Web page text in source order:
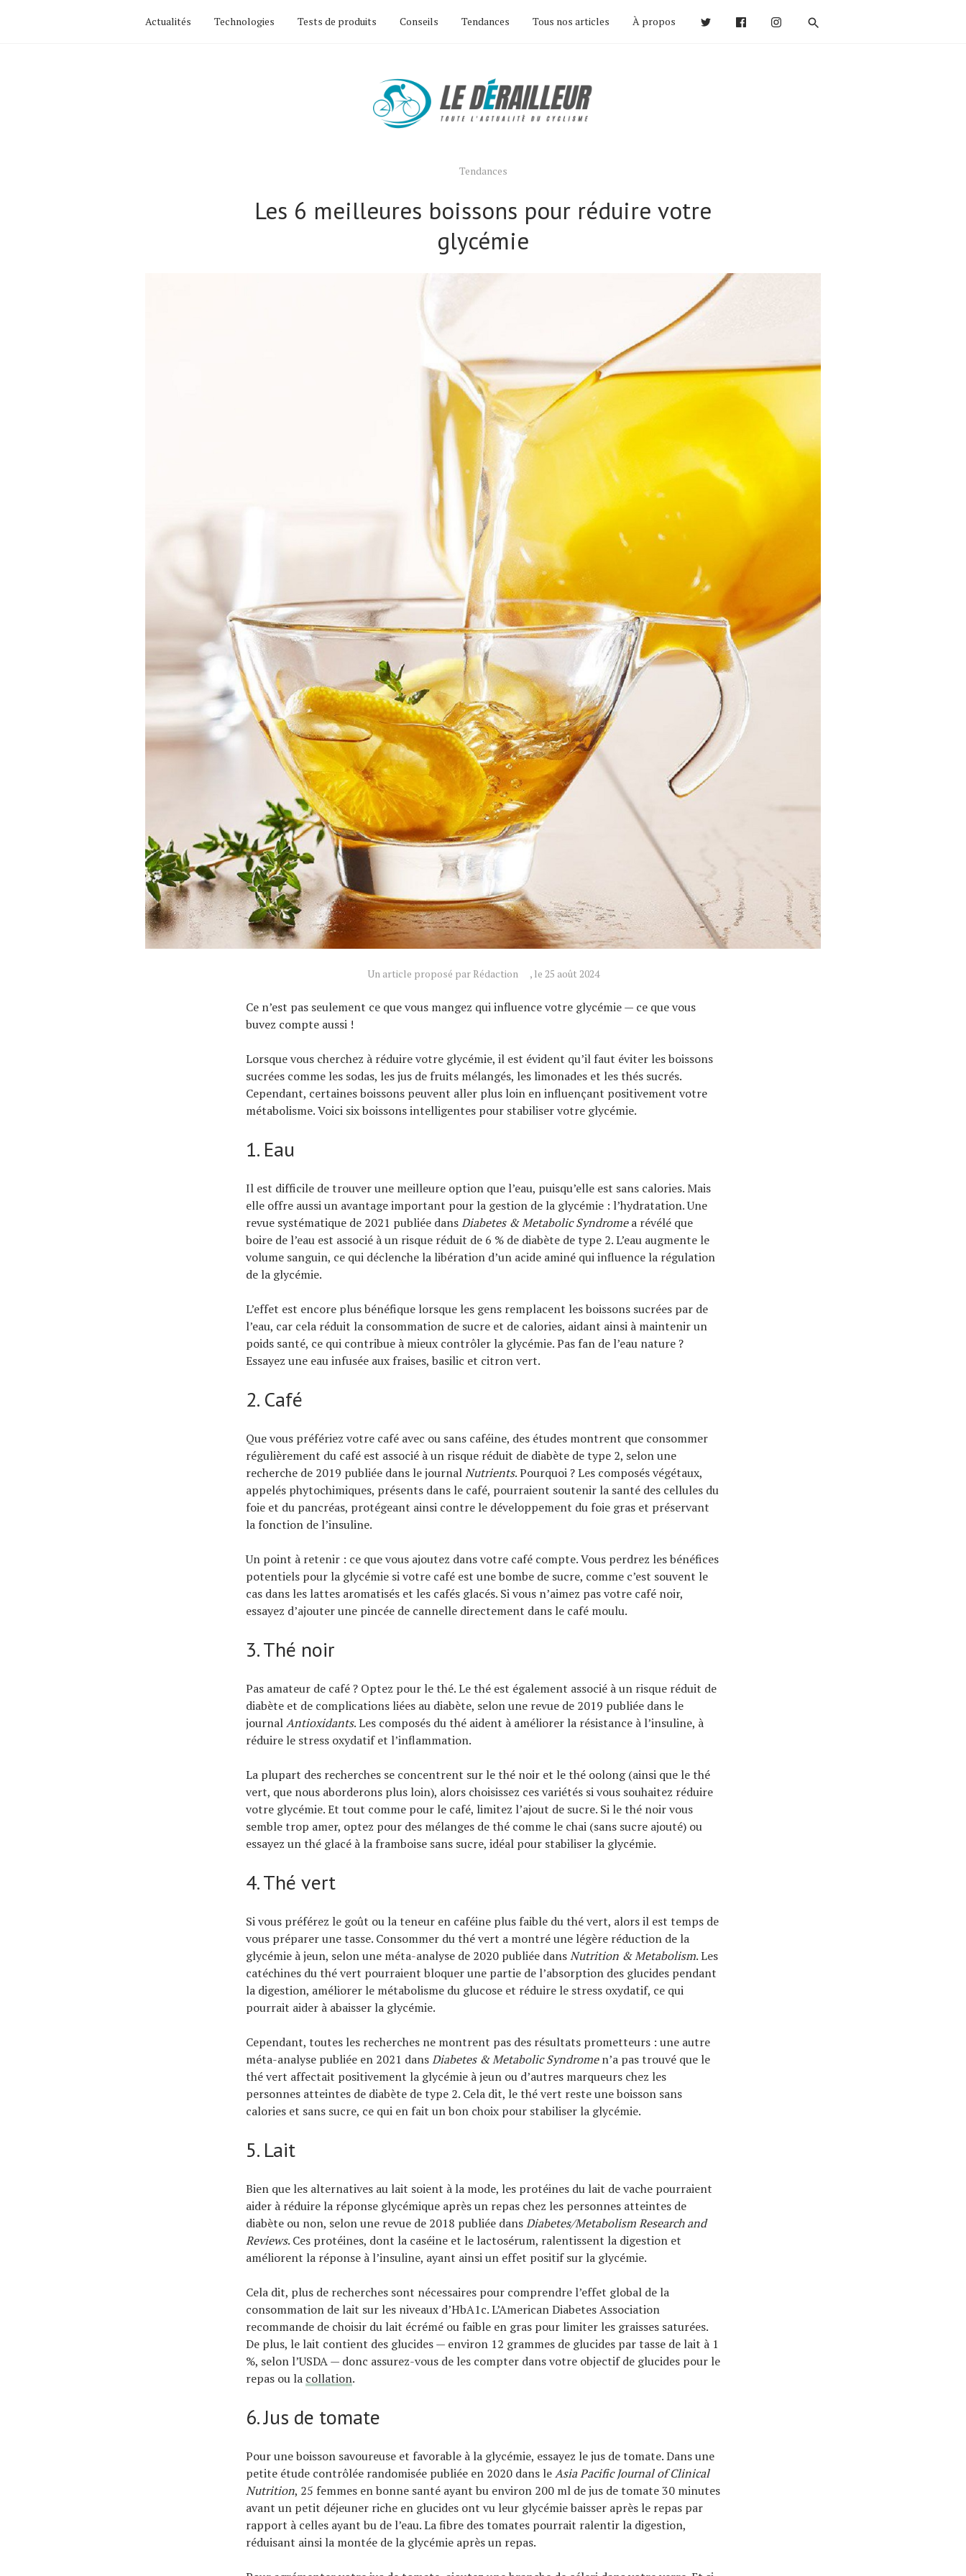
Actualités Technologies Tests de produits Conseils Tendances Tous nos articles À propos
Tendances
Les 6 meilleures boissons pour réduire votre
glycémie
Un article proposé par Rédaction , le 25 août 2024
Ce n’est pas seulement ce que vous mangez qui influence votre glycémie — ce que vous
buvez compte aussi !
Lorsque vous cherchez à réduire votre glycémie, il est évident qu’il faut éviter les boissons
sucrées comme les sodas, les jus de fruits mélangés, les limonades et les thés sucrés.
Cependant, certaines boissons peuvent aller plus loin en influençant positivement votre
métabolisme. Voici six boissons intelligentes pour stabiliser votre glycémie.
1. Eau
Il est difficile de trouver une meilleure option que l’eau, puisqu’elle est sans calories. Mais
elle offre aussi un avantage important pour la gestion de la glycémie : l’hydratation. Une
revue systématique de 2021 publiée dansDiabetes & Metabolic Syndromea révélé que
boire de l’eau est associé à un risque réduit de 6 % de diabète de type 2. L’eau augmente le
volume sanguin, ce qui déclenche la libération d’un acide aminé qui influence la régulation
de la glycémie.
L’effet est encore plus bénéfique lorsque les gens remplacent les boissons sucrées par de
l’eau, car cela réduit la consommation de sucre et de calories, aidant ainsi à maintenir un
poids santé, ce qui contribue à mieux contrôler la glycémie. Pas fan de l’eau nature ?
Essayez une eau infusée aux fraises, basilic et citron vert.
2. Café
Que vous préfériez votre café avec ou sans caféine, des études montrent que consommer
régulièrement du café est associé à un risque réduit de diabète de type 2, selon une
recherche de 2019 publiée dans le journalNutrients. Pourquoi ? Les composés végétaux,
appelés phytochimiques, présents dans le café, pourraient soutenir la santé des cellules du
foie et du pancréas, protégeant ainsi contre le développement du foie gras et préservant
la fonction de l’insuline.
Un point à retenir : ce que vous ajoutez dans votre café compte. Vous perdrez les bénéfices
potentiels pour la glycémie si votre café est une bombe de sucre, comme c’est souvent le
cas dans les lattes aromatisés et les cafés glacés. Si vous n’aimez pas votre café noir,
essayez d’ajouter une pincée de cannelle directement dans le café moulu.
3. Thé noir
Pas amateur de café ? Optez pour le thé. Le thé est également associé à un risque réduit de
diabète et de complications liées au diabète, selon une revue de 2019 publiée dans le
journalAntioxidants. Les composés du thé aident à améliorer la résistance à l’insuline, à
réduire le stress oxydatif et l’inflammation.
La plupart des recherches se concentrent sur le thé noir et le thé oolong (ainsi que le thé
vert, que nous aborderons plus loin), alors choisissez ces variétés si vous souhaitez réduire
votre glycémie. Et tout comme pour le café, limitez l’ajout de sucre. Si le thé noir vous
semble trop amer, optez pour des mélanges de thé comme le chai (sans sucre ajouté) ou
essayez un thé glacé à la framboise sans sucre, idéal pour stabiliser la glycémie.
4. Thé vert
Si vous préférez le goût ou la teneur en caféine plus faible du thé vert, alors il est temps de
vous préparer une tasse. Consommer du thé vert a montré une légère réduction de la
glycémie à jeun, selon une méta-analyse de 2020 publiée dansNutrition & Metabolism. Les
catéchines du thé vert pourraient bloquer une partie de l’absorption des glucides pendant
la digestion, améliorer le métabolisme du glucose et réduire le stress oxydatif, ce qui
pourrait aider à abaisser la glycémie.
Cependant, toutes les recherches ne montrent pas des résultats prometteurs : une autre
méta-analyse publiée en 2021 dansDiabetes & Metabolic Syndromen’a pas trouvé que le
thé vert affectait positivement la glycémie à jeun ou d’autres marqueurs chez les
personnes atteintes de diabète de type 2. Cela dit, le thé vert reste une boisson sans
calories et sans sucre, ce qui en fait un bon choix pour stabiliser la glycémie.
5. Lait
Bien que les alternatives au lait soient à la mode, les protéines du lait de vache pourraient
aider à réduire la réponse glycémique après un repas chez les personnes atteintes de
diabète ou non, selon une revue de 2018 publiée dansDiabetes/Metabolism Research and
Reviews. Ces protéines, dont la caséine et le lactosérum, ralentissent la digestion et
améliorent la réponse à l’insuline, ayant ainsi un effet positif sur la glycémie.
Cela dit, plus de recherches sont nécessaires pour comprendre l’effet global de la
consommation de lait sur les niveaux d’HbA1c. L’American Diabetes Association
recommande de choisir du lait écrémé ou faible en gras pour limiter les graisses saturées.
De plus, le lait contient des glucides — environ 12 grammes de glucides par tasse de lait à 1
%, selon l’USDA — donc assurez-vous de les compter dans votre objectif de glucides pour le
repas ou la collation.
6. Jus de tomate
Pour une boisson savoureuse et favorable à la glycémie, essayez le jus de tomate. Dans une
petite étude contrôlée randomisée publiée en 2020 dans leAsia Pacific Journal of Clinical
Nutrition, 25 femmes en bonne santé ayant bu environ 200 ml de jus de tomate 30 minutes
avant un petit déjeuner riche en glucides ont vu leur glycémie baisser après le repas par
rapport à celles ayant bu de l’eau. La fibre des tomates pourrait ralentir la digestion,
réduisant ainsi la montée de la glycémie après un repas.